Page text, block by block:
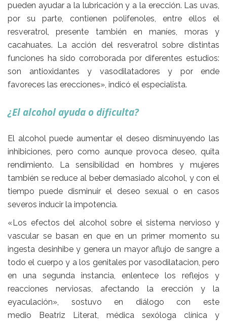
pueden ayudar a la lubricación y a la erección. Las uvas,
por su parte, contienen polifenoles, entre ellos el
resveratrol, presente también en maníes, moras y
cacahuates. La acción del resveratrol sobre distintas
funciones ha sido corroborada por diferentes estudios:
son antioxidantes y vasodilatadores y por ende
favoreces las erecciones», indicó el especialista.
¿El alcohol ayuda o dificulta?
El alcohol puede aumentar el deseo disminuyendo las
inhibiciones, pero como aunque provoca deseo, quita
rendimiento. La sensibilidad en hombres y mujeres
también se reduce al beber demasiado alcohol, y con el
tiempo puede disminuir el deseo sexual o en casos
severos inducir la impotencia.
«Los efectos del alcohol sobre el sistema nervioso y
vascular se basan en que en un primer momento su
ingesta desinhibe y genera un mayor aflujo de sangre a
todo el cuerpo y a los genitales por vasodilatacion, pero
en una segunda instancia, enlentece los reflejos y
reacciones nerviosas, afectando la erección y la
eyaculación», sostuvo en diálogo con este
medio
Beatriz Literat, médica sexóloga clínica y